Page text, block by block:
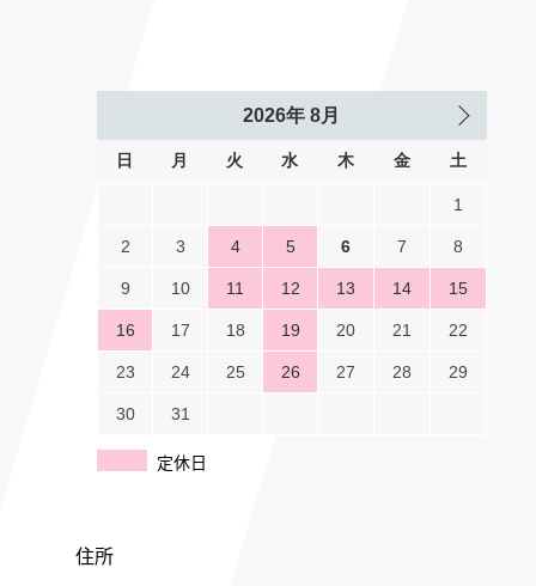
2026年8月
日 月 火 水 木 金 土
1
2 3 4 5 6 7 8
9 10 11 12 13 14 15
16 17 18 19 20 21 22
23 24 25 26 27 28 29
30 31
定休日
住所